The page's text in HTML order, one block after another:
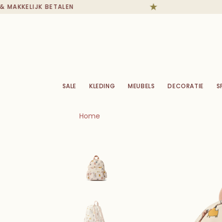
BETALEN
SALE KLEDING MEUBELS DECORATIE
Home